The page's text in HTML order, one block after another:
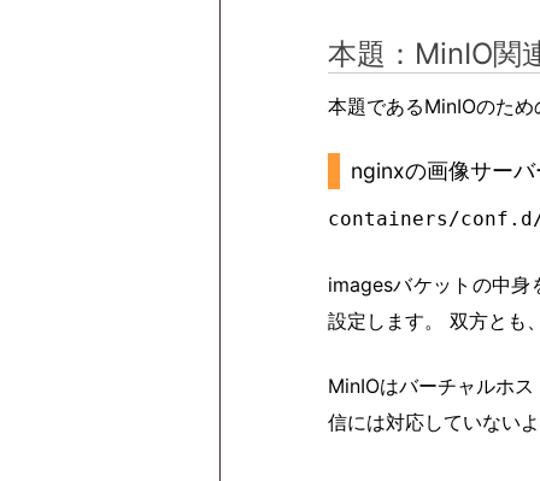
本題：MinIO関
本題であるMinIOのた
nginxの画像サー
containers/
imagesバケットの中身
設定します。 双方とも
MinIOはバーチャルホ
信には対応していない